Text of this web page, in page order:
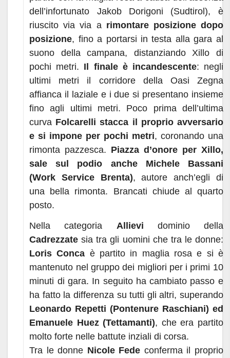
dell’infortunato Jakob Dorigoni (Sudtirol), è
riuscito via via a rimontare posizione dopo
posizione, fino a portarsi in testa alla gara al
suono della campana, distanziando Xillo di
pochi metri. Il finale è incandescente: negli
ultimi metri il corridore della Oasi Zegna
affianca il laziale e i due si presentano insieme
fino agli ultimi metri. Poco prima dell’ultima
curva Folcarelli stacca il proprio avversario
e si impone per pochi metri, coronando una
rimonta pazzesca. Piazza d’onore per Xillo,
sale sul podio anche Michele Bassani
(Work Service Brenta), autore anch’egli di
una bella rimonta. Brancati chiude al quarto
posto.
Nella categoria Allievi dominio della
Cadrezzate sia tra gli uomini che tra le donne:
Loris Conca è partito in maglia rosa e si è
mantenuto nel gruppo dei migliori per i primi 10
minuti di gara. In seguito ha cambiato passo e
ha fatto la differenza su tutti gli altri, superando
Leonardo Repetti (Pontenure Raschiani) ed
Emanuele Huez (Tettamanti), che era partito
molto forte nelle battute inziali di corsa.
Tra le donne Nicole Fede conferma il proprio